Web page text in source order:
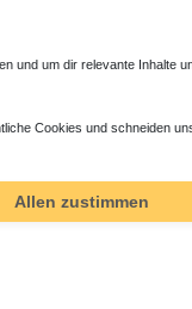
und um dir relevante Inhalte
Cookies und schneiden
Allen zustimmen